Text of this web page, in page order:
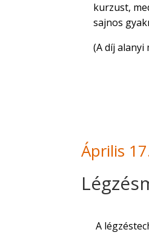
kurzust,
sajnos
(A díj
Április
A